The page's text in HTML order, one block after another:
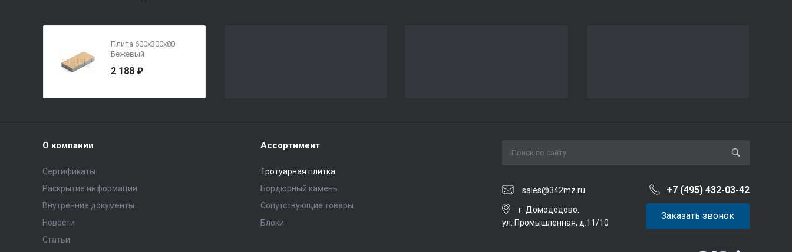
Плита 600х300х80
Бежевый
2 188 ₽
О компании
Сертификаты
Раскрытие информации
Внутренние документы
Новости
Статьи
Ассортимент
Тротуарная плитка
Бордюрный камень
Сопутствующие товары
Блоки
sales@342mz.ru +7 (495) 432-03-42
г. Домодедово.
ул. Промышленная, д.11/10
Заказать звонок